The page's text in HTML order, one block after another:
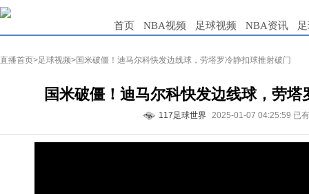
首页 NBA视频 足球视频 NBA资讯
直播首页>足球视频>国米破僵！迪马尔科快发边线球，劳塔罗冷静扣球推射破门
国米破僵！迪马尔科快发边线球，劳
117足球世界 2025-01-07 04:25:59 已